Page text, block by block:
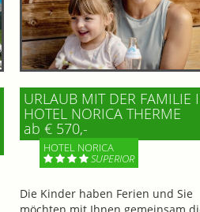
URLAUB MIT DER FAMILIE
HOTEL NORICA THERME
ab € 570,-
HOTEL NORICA
SUPERIOR
Die Kinder haben Ferien und Sie